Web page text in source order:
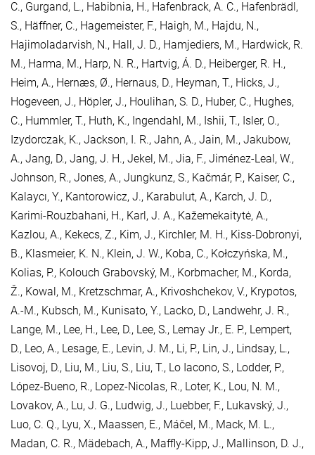
C., Gurgand, L., Habibnia, H., Hafenbrack, A. C., Hafenbrädl,
S., Häffner, C., Hagemeister, F., Haigh, M., Hajdu, N.,
Hajimoladarvish, N., Hall, J. D., Hamjediers, M., Hardwick, R.
M., Harma, M., Harp, N. R., Hartvig, Á. D., Heiberger, R. H.,
Heim, A., Hernæs, Ø., Hernaus, D., Heyman, T., Hicks, J.,
Hogeveen, J., Höpler, J., Houlihan, S. D., Huber, C., Hughes,
C., Hummler, T., Huth, K., Ingendahl, M., Ishii, T., Isler, O.,
Izydorczak, K., Jackson, I. R., Jahn, A., Jain, M., Jakubow,
A., Jang, D., Jang, J. H., Jekel, M., Jia, F., Jiménez-Leal, W.,
Johnson, R., Jones, A., Jungkunz, S., Kačmár, P., Kaiser, C.,
Kalaycı, Y., Kantorowicz, J., Karabulut, A., Karch, J. D.,
Karimi-Rouzbahani, H., Karl, J. A., Kažemekaitytė, A.,
Kazlou, A., Kekecs, Z., Kim, J., Kirchler, M. H., Kiss-Dobronyi,
B., Klasmeier, K. N., Klein, J. W., Koba, C., Kołczyńska, M.,
Kolias, P., Kolouch Grabovský, M., Korbmacher, M., Korda,
Ž., Kowal, M., Kretzschmar, A., Krivoshchekov, V., Krypotos,
A.-M., Kubsch, M., Kunisato, Y., Lacko, D., Landwehr, J. R.,
Lange, M., Lee, H., Lee, D., Lee, S., Lemay Jr., E. P., Lempert,
D., Leo, A., Lesage, E., Levin, J. M., Li, P., Lin, J., Lindsay, L.,
Lisovoj, D., Liu, M., Liu, S., Liu, T., Lo Iacono, S., Lodder, P.,
López-Bueno, R., Lopez-Nicolas, R., Loter, K., Lou, N. M.,
Lovakov, A., Lu, J. G., Ludwig, J., Luebber, F., Lukavský, J.,
Luo, C. Q., Lyu, X., Maassen, E., Máčel, M., Mack, M. L.,
Madan, C. R., Mädebach, A., Maffly-Kipp, J., Mallinson, D. J.,